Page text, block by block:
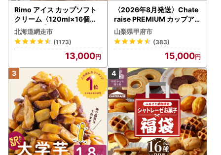
Rimo アイス カップソフト
クリーム〈120ml×16個〉
ABA002 | アイス
北海道網走市
(1173)
13,000
〈2026年8月発送〉Chate
raise PREMIUM カップア
イス 詰合せ 4種 24個 アイ
ス
山梨県甲府市
(383)
15,000